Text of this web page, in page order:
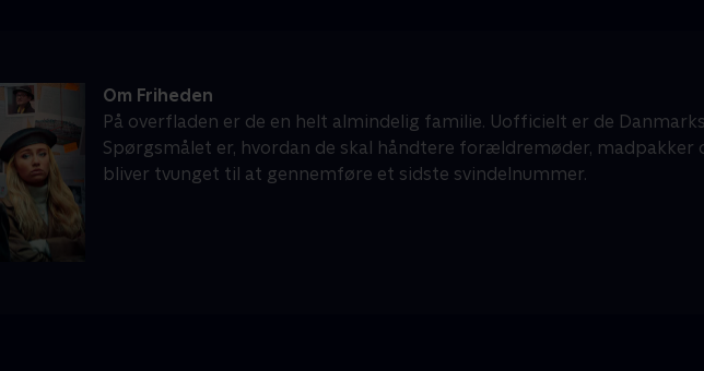
Om Friheden
På overfladen er de en helt almindelig familie. Uofficielt er de
Spørgsmålet er, hvordan de skal håndtere forældremøder,
bliver tvunget til at gennemføre et sidste svindelnummer.